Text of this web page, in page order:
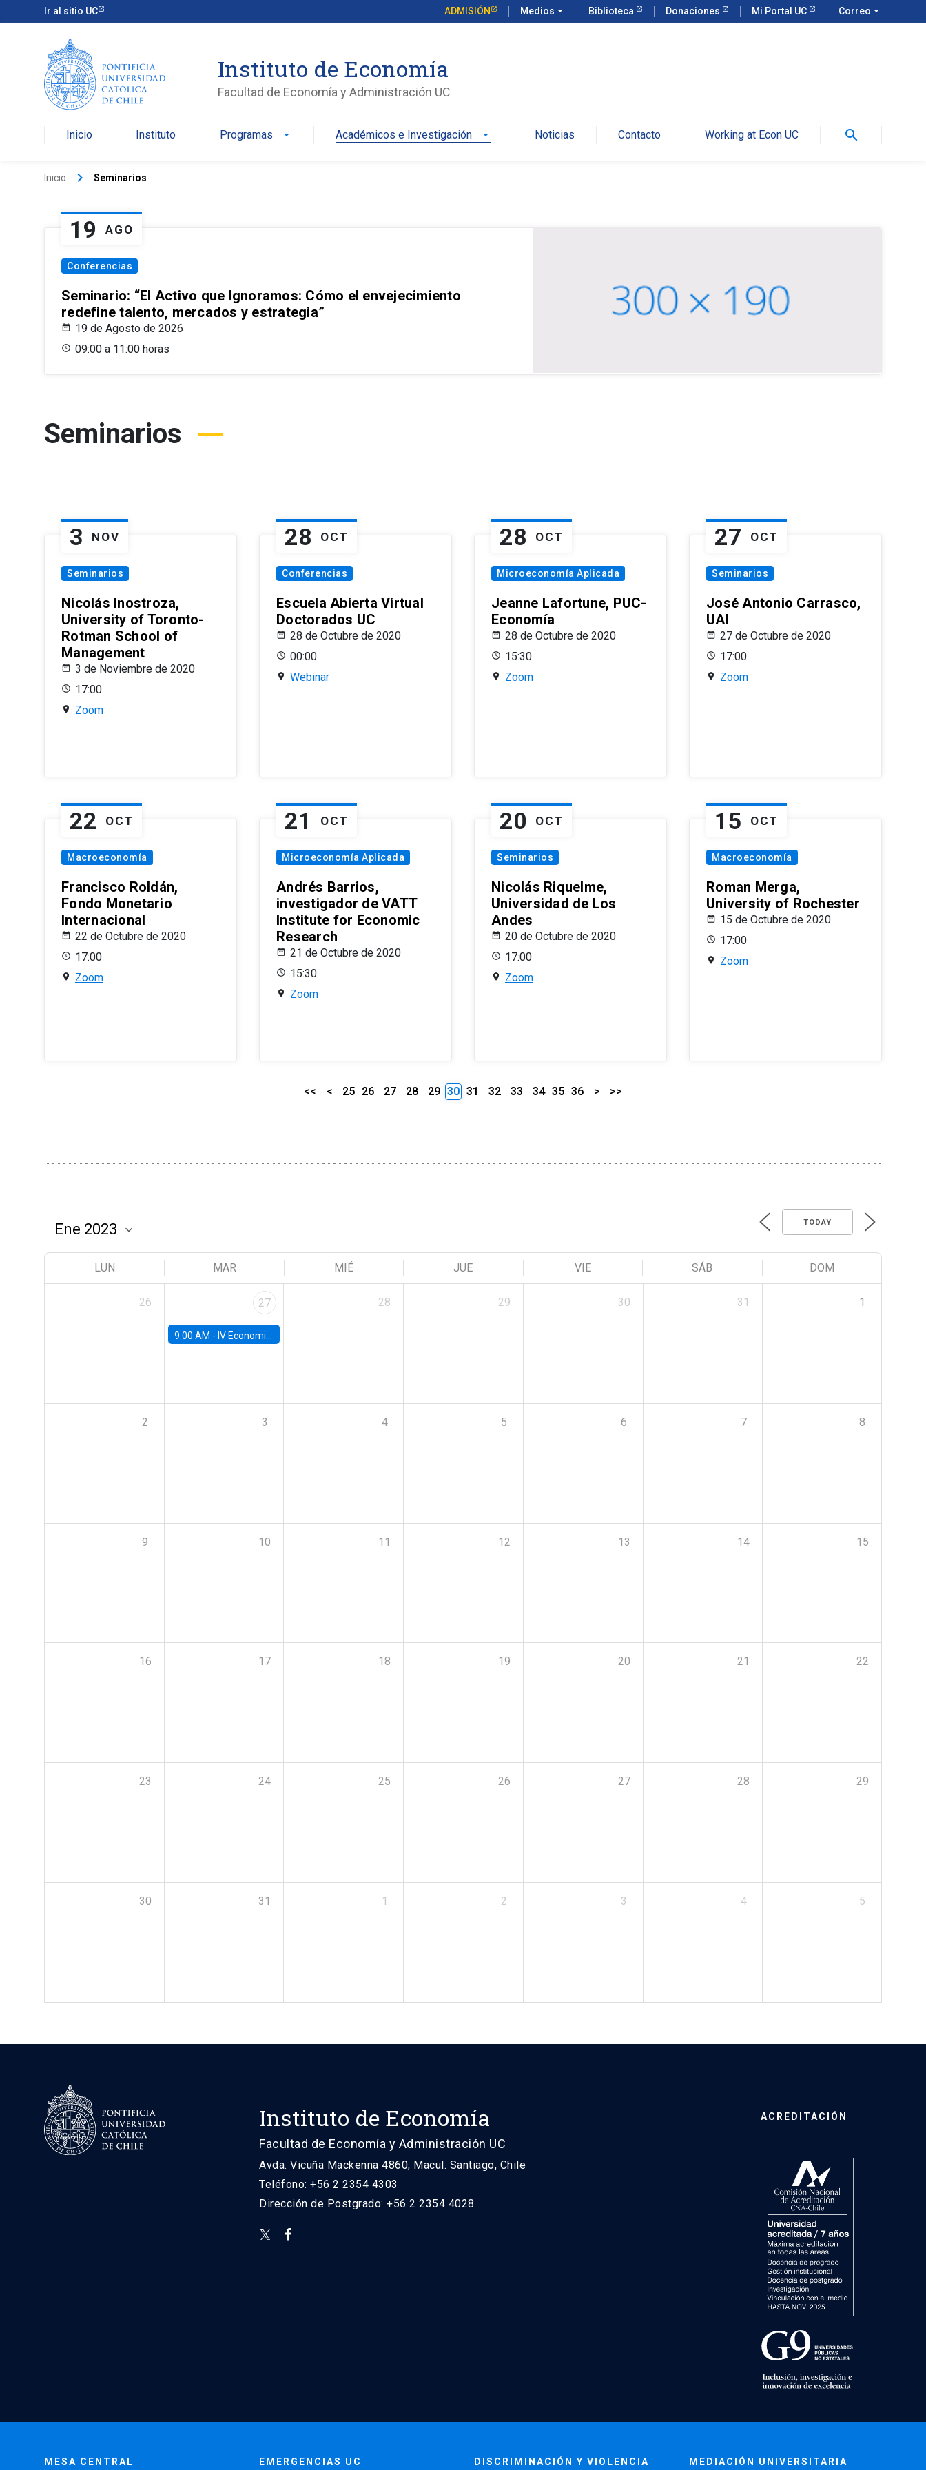
Ir al sitio UC ADMISIÓN Medios arrow_drop_down Biblioteca Donaciones Mi Portal UC Correo arrow_drop_down
Instituto de Economía
Facultad de Economía y Administración UC
Inicio Instituto Programas arrow_drop_down Académicos e Investigación arrow_drop_down Noticias Contacto Working at Econ UC search
Inicio keyboard_arrow_right Seminarios
19 AGO
Conferencias
Seminario: “El Activo que Ignoramos: Cómo el envejecimiento
redefine talento, mercados y estrategia”
19 de Agosto de 2026
09:00 a 11:00 horas
Seminarios
3 NOV
Seminarios
Nicolás Inostroza,
University of Toronto-
Rotman School of
Management
3 de Noviembre de 2020
17:00
Zoom
28 OCT
Conferencias
Escuela Abierta Virtual
Doctorados UC
28 de Octubre de 2020
00:00
Webinar
28 OCT
Microeconomía Aplicada
Jeanne Lafortune, PUC-
Economía
28 de Octubre de 2020
15:30
Zoom
27 OCT
Seminarios
José Antonio Carrasco,
UAI
27 de Octubre de 2020
17:00
Zoom
22 OCT
Macroeconomía
Francisco Roldán,
Fondo Monetario
Internacional
22 de Octubre de 2020
17:00
Zoom
21 OCT
Microeconomía Aplicada
Andrés Barrios,
investigador de VATT
Institute for Economic
Research
21 de Octubre de 2020
15:30
Zoom
20 OCT
Seminarios
Nicolás Riquelme,
Universidad de Los
Andes
20 de Octubre de 2020
17:00
Zoom
15 OCT
Macroeconomía
Roman Merga,
University of Rochester
15 de Octubre de 2020
17:00
Zoom
<< < 25 26 27 28 29 30 31 32 33 34 35 36 > >>
TODAY
LUN MAR MIÉ JUE VIE SÁB DOM
26 27
9:00 AM - IV Economics Alumni Workshop
28 29 30 31 1
2 3 4 5 6 7 8
9 10 11 12 13 14 15
16 17 18 19 20 21 22
23 24 25 26 27 28 29
30 31 1 2 3 4 5
Instituto de Economía
Facultad de Economía y Administración UC
Avda. Vicuña Mackenna 4860, Macul. Santiago, Chile
Teléfono: +56 2 2354 4303
Dirección de Postgrado: +56 2 2354 4028
ACREDITACIÓN
MESA CENTRAL EMERGENCIAS UC DISCRIMINACIÓN Y VIOLENCIA MEDIACIÓN UNIVERSITARIA